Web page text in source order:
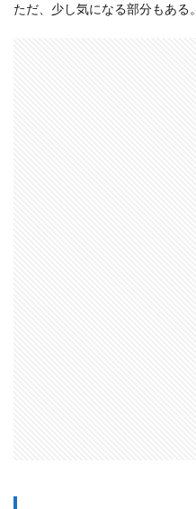
ただ、少し気になる部分もある。